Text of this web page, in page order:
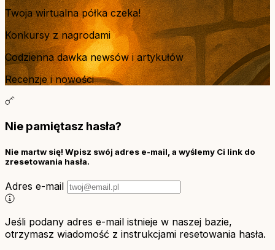
Twoja wirtualna półka czeka!
Konkursy z nagrodami
Codzienna dawka newsów i artykułów
Recenzje i nowości
Nie pamiętasz hasła?
Nie martw się! Wpisz swój adres e-mail, a wyślemy Ci link do
zresetowania hasła.
Adres e-mail
Jeśli podany adres e-mail istnieje w naszej bazie,
otrzymasz wiadomość z instrukcjami resetowania hasła.